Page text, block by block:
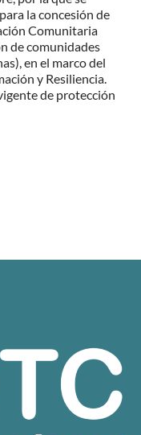
la concesión de
Comunitaria
de comunidades
en el marco del
y Resiliencia.
de protección